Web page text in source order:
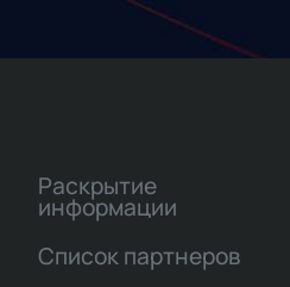
Раскрытие
информации
Список партнеров